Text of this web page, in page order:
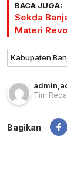
BACA JUGA:
Sekda
Materi
Kabupaten
admin
Tim
Bagikan